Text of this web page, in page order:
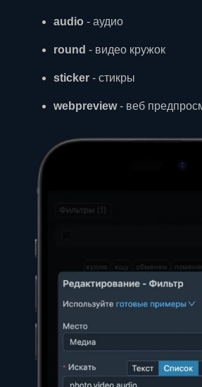
audio - аудио
round - видео кружок
sticker - стикры
webpreview- веб